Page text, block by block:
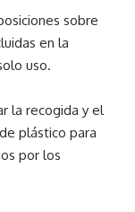
sobre
en la
uso.
la recogida y el
plástico para
por los